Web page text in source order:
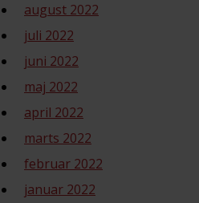
august 2022
juli 2022
juni 2022
maj 2022
april 2022
marts 2022
februar 2022
januar 2022